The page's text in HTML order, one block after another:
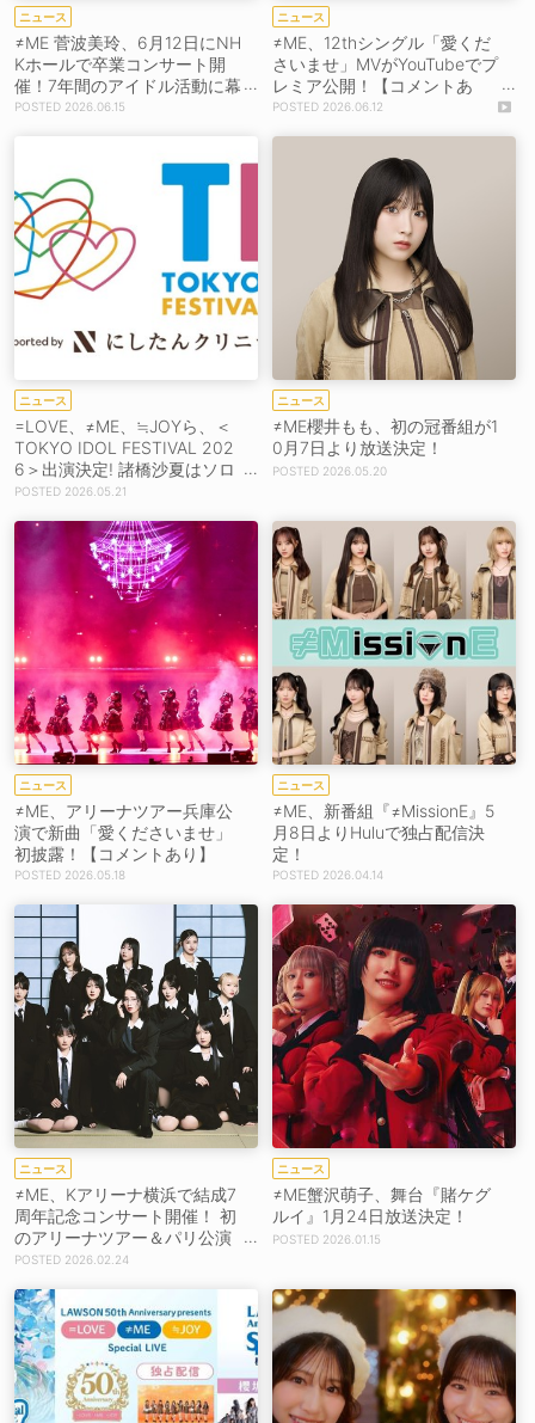
ニュース
≠ME 菅波美玲、6月12日にNH
Kホールで卒業コンサート開
催！7年間のアイドル活動に幕
［ライブレポート］
2026.06.15
ニュース
≠ME、12thシングル「愛くだ
さいませ」MVがYouTubeでプ
レミア公開！【コメントあ
り】
2026.06.12
ニュース
=LOVE、≠ME、≒JOYら、＜
TOKYO IDOL FESTIVAL 202
6＞出演決定! 諸橋沙夏はソロ
で魅了 2026.05.21
ニュース
≠ME櫻井もも、初の冠番組が1
0月7日より放送決定！
2026.05.20
ニュース
≠ME、アリーナツアー兵庫公
演で新曲「愛くださいませ」
初披露！【コメントあり】
2026.05.18
ニュース
≠ME、新番組『≠MissionE』5
月8日よりHuluで独占配信決
定！
2026.04.14
ニュース
≠ME、Kアリーナ横浜で結成7
周年記念コンサート開催！ 初
のアリーナツアー＆パリ公演
決定【コメントあり】
2026.02.24
ニュース
≠ME蟹沢萌子、舞台『賭ケグ
ルイ』1月24日放送決定！
2026.01.15